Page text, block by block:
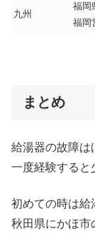
九州
福岡
福岡
まとめ
給湯器の故障は
一度経験すると
初めての時は給
秋田県にかほ市